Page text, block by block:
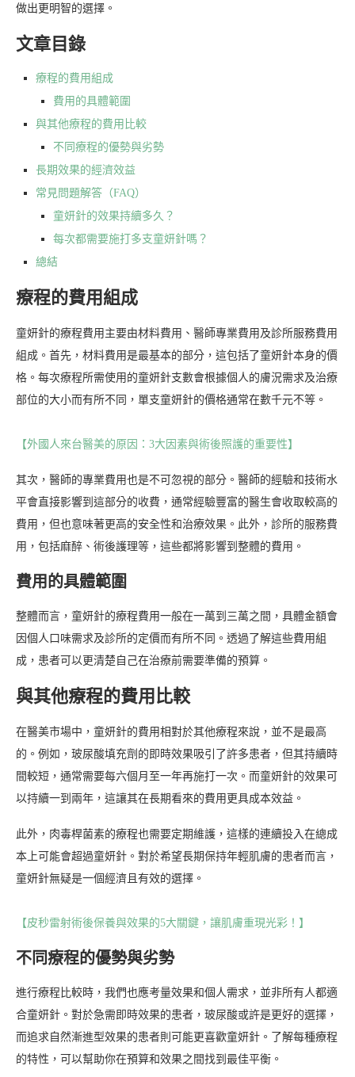
做出更明智的選擇。
文章目錄
療程的費用組成
費用的具體範圍
與其他療程的費用比較
不同療程的優勢與劣勢
長期效果的經濟效益
常見問題解答（FAQ）
童妍針的效果持續多久？
每次都需要施打多支童妍針嗎？
總結
療程的費用組成
童妍針的療程費用主要由材料費用、醫師專業費用及診所服務費用
組成。首先，材料費用是最基本的部分，這包括了童妍針本身的價
格。每次療程所需使用的童妍針支數會根據個人的膚況需求及治療
部位的大小而有所不同，單支童妍針的價格通常在數千元不等。
【外國人來台醫美的原因：3大因素與術後照護的重要性】
其次，醫師的專業費用也是不可忽視的部分。醫師的經驗和技術水
平會直接影響到這部分的收費，通常經驗豐富的醫生會收取較高的
費用，但也意味著更高的安全性和治療效果。此外，診所的服務費
用，包括麻醉、術後護理等，這些都將影響到整體的費用。
費用的具體範圍
整體而言，童妍針的療程費用一般在一萬到三萬之間，具體金額會
因個人口味需求及診所的定價而有所不同。透過了解這些費用組
成，患者可以更清楚自己在治療前需要準備的預算。
與其他療程的費用比較
在醫美市場中，童妍針的費用相對於其他療程來說，並不是最高
的。例如，玻尿酸填充劑的即時效果吸引了許多患者，但其持續時
間較短，通常需要每六個月至一年再施打一次。而童妍針的效果可
以持續一到兩年，這讓其在長期看來的費用更具成本效益。
此外，肉毒桿菌素的療程也需要定期維護，這樣的連續投入在總成
本上可能會超過童妍針。對於希望長期保持年輕肌膚的患者而言，
童妍針無疑是一個經濟且有效的選擇。
【皮秒雷射術後保養與效果的5大關鍵，讓肌膚重現光彩！】
不同療程的優勢與劣勢
進行療程比較時，我們也應考量效果和個人需求，並非所有人都適
合童妍針。對於急需即時效果的患者，玻尿酸或許是更好的選擇，
而追求自然漸進型效果的患者則可能更喜歡童妍針。了解每種療程
的特性，可以幫助你在預算和效果之間找到最佳平衡。